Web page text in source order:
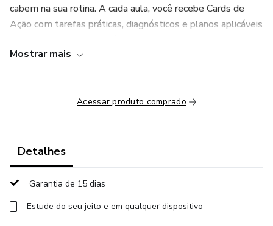
cabem na sua rotina. A cada aula, você recebe Cards de
Ação com tarefas práticas, diagnósticos e planos aplicáveis
conectando decisões, ações e resultados semanais.
A jornada passa por 10 módulos estruturados, abordando:
simples, plano de execução, produtividade realista,
comunicação de valor, posicionamento, marca, processos,
indicadores e expansão com pessoas certas.
Tudo isso com apoio contínuo, foco no essencial e
Mostrar mais
Acessar produto comprado
Detalhes
Garantia de 15 dias
Estude do seu jeito e em qualquer dispositivo